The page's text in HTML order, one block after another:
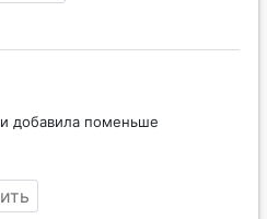
добавила поменьше